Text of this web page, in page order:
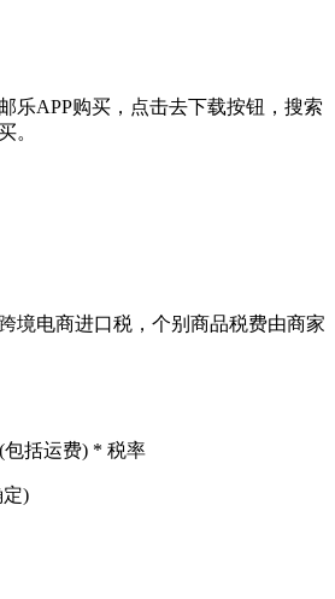
乐APP购买，点击去下载按钮，搜索
。
境电商进口税，个别商品税费由商家
括运费) * 税率
)